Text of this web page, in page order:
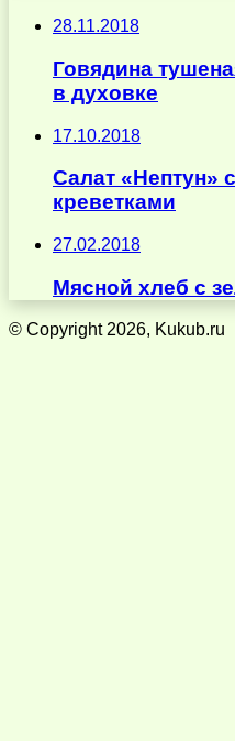
28.11.2018
Говядина
в духовке
17.10.2018
Салат «Нептун»
креветками
27.02.2018
Мясной хлеб с
© Copyright 2026, Kukub.ru